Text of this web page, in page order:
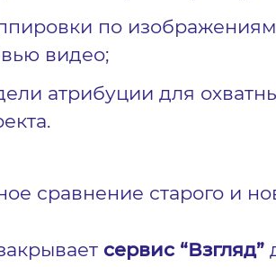
по
видео;
атрибуции для
сравнение старого и
сервис “Взгляд”